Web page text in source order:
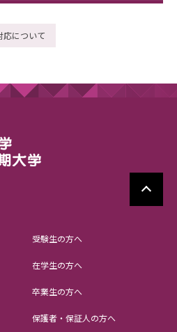
応について
受験生の方へ
在学生の方へ
卒業生の方へ
保護者・保証人の方へ